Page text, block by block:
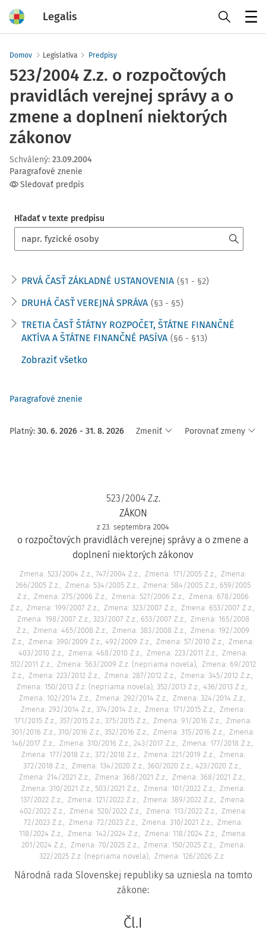
Legalis
Domov Legislatíva Predpisy
523/2004 Z.z. o rozpočtových
pravidlách verejnej správy a o
zmene a doplnení niektorých
zákonov
Schválený: 23.09.2004
Paragrafové znenie
Sledovať predpis
Hľadať v texte predpisu
PRVÁ ČASŤ ZÁKLADNÉ USTANOVENIA (§1 - §2)
DRUHÁ ČASŤ VEREJNÁ SPRÁVA (§3 - §5)
TRETIA ČASŤ ŠTÁTNY ROZPOČET, ŠTÁTNE FINANČNÉ
AKTÍVA A ŠTÁTNE FINANČNÉ PASÍVA (§6 - §13)
Zobraziť všetko
Paragrafové znenie
Platný: 30. 6. 2026 - 31. 8. 2026 Zmeniť Porovnať zmeny
523/2004 Z.z.
ZÁKON
z 23. septembra 2004
o rozpočtových pravidlách verejnej správy a o zmene a
doplnení niektorých zákonov
Zmena: 523/2004 Z.z., 747/2004 Z.z. Zmena: 171/2005 Z.z.
Zmena:
266/2005 Z.z.
Zmena: 534/2005 Z.z.
Zmena: 584/2005 Z.z., 659/2005
Z.z.
Zmena: 275/2006 Z.z. Zmena: 527/2006 Z.z.
Zmena: 678/2006
Z.z.
Zmena: 199/2007 Z.z. Zmena: 323/2007 Z.z.
Zmena: 653/2007 Z.z.
Zmena: 198/2007 Z.z., 323/2007 Z.z., 653/2007 Z.z.
Zmena: 165/2008
Z.z.
Zmena: 465/2008 Z.z. Zmena: 383/2008 Z.z.
Zmena: 192/2009
Z.z.
Zmena: 390/2009 Z.z., 492/2009 Z.z. Zmena: 57/2010 Z.z.
Zmena:
403/2010 Z.z.
Zmena: 468/2010 Z.z. Zmena: 223/2011 Z.z.
Zmena:
512/2011 Z.z.
Zmena: 563/2009 Z.z. (nepriama novela)
Zmena: 69/2012
Z.z.
Zmena: 223/2012 Z.z. Zmena: 287/2012 Z.z.
Zmena: 345/2012 Z.z.
Zmena: 150/2013 Z.z. (nepriama novela), 352/2013 Z.z., 436/2013 Z.z.
Zmena: 102/2014 Z.z.
Zmena: 292/2014 Z.z.
Zmena: 324/2014 Z.z.
Zmena: 292/2014 Z.z., 374/2014 Z.z.
Zmena: 171/2015 Z.z.
Zmena:
171/2015 Z.z., 357/2015 Z.z., 375/2015 Z.z.
Zmena: 91/2016 Z.z.
Zmena:
301/2016 Z.z., 310/2016 Z.z., 352/2016 Z.z.
Zmena: 315/2016 Z.z.
Zmena:
146/2017 Z.z.
Zmena: 310/2016 Z.z., 243/2017 Z.z.
Zmena: 177/2018 Z.z.
Zmena: 177/2018 Z.z., 372/2018 Z.z.
Zmena: 221/2019 Z.z.
Zmena:
372/2018 Z.z.
Zmena: 134/2020 Z.z., 360/2020 Z.z., 423/2020 Z.z.
Zmena: 214/2021 Z.z.
Zmena: 368/2021 Z.z.
Zmena: 368/2021 Z.z.
Zmena: 310/2021 Z.z., 503/2021 Z.z.
Zmena: 101/2022 Z.z.
Zmena:
137/2022 Z.z.
Zmena: 121/2022 Z.z. Zmena: 389/2022 Z.z.
Zmena:
402/2022 Z.z.
Zmena: 520/2022 Z.z. Zmena: 113/2022 Z.z.
Zmena:
72/2023 Z.z.
Zmena: 72/2023 Z.z. Zmena: 310/2021 Z.z.
Zmena:
118/2024 Z.z.
Zmena: 142/2024 Z.z. Zmena: 118/2024 Z.z.
Zmena:
201/2024 Z.z.
Zmena: 70/2025 Z.z. Zmena: 150/2025 Z.z.
Zmena:
322/2025 Z.z. (nepriama novela)
Zmena: 126/2026 Z.z.
Národná rada Slovenskej republiky sa uzniesla na tomto
zákone:
Čl.I